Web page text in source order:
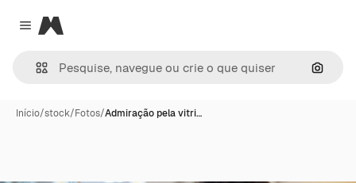
Close menu
Magnific
Início/stock/Fotos/Admiração pela vitri…